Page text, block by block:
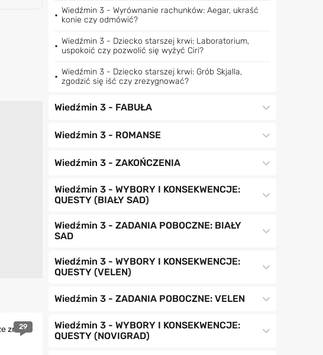
29
znasz
Wiedźmin 3 - Wyrównanie rachunków: Aegar, ukraść
konie czy odmówić?
Wiedźmin 3 - Dziecko starszej krwi: Laboratorium,
uspokoić czy pozwolić się wyżyć Ciri?
Wiedźmin 3 - Dziecko starszej krwi: Grób Skjalla,
zgodzić się iść czy zrezygnować?
Wiedźmin 3 - FABUŁA
Wiedźmin 3 - ROMANSE
Wiedźmin 3 - ZAKOŃCZENIA
Wiedźmin 3 - WYBORY I KONSEKWENCJE:
QUESTY (BIAŁY SAD)
Wiedźmin 3 - ZADANIA POBOCZNE: BIAŁY
SAD
Wiedźmin 3 - WYBORY I KONSEKWENCJE:
QUESTY (VELEN)
Wiedźmin 3 - ZADANIA POBOCZNE: VELEN
Wiedźmin 3 - WYBORY I KONSEKWENCJE:
QUESTY (NOVIGRAD)